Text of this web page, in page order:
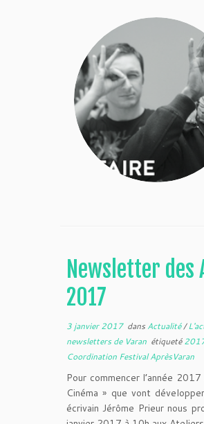
Newsletter
2017
3 janvier 2017dans Actualité/
newsletters de Varan étiqueté
Coordination Festival AprèsVaran
Pour commencer l’année
Cinéma » que vont
écrivain Jérôme Prieur nous